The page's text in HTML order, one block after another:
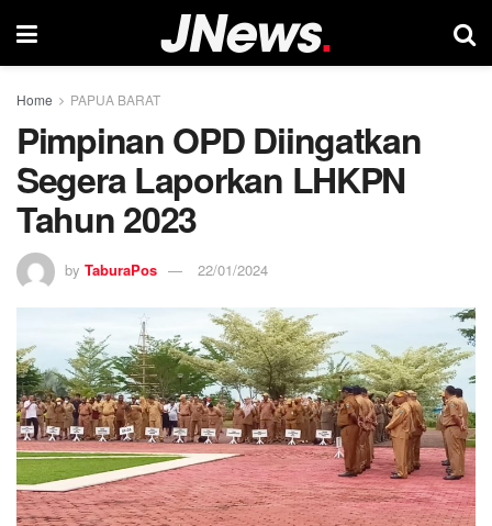
Home PAPUA BARAT
Pimpinan OPD Diingatkan
Segera Laporkan LHKPN
Tahun 2023
by TaburaPos 22/01/2024